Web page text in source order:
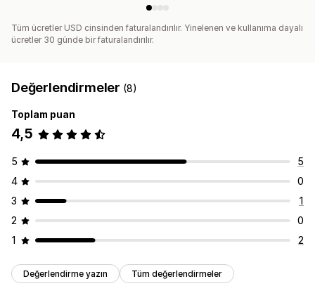
Tüm ücretler USD cinsinden faturalandırılır. Yinelenen ve kullanıma dayalı
ücretler 30 günde bir faturalandırılır.
Değerlendirmeler (8)
Toplam puan
4,5
5
5
4
0
3
1
2
0
1
2
Değerlendirme yazın Tüm değerlendirmeler